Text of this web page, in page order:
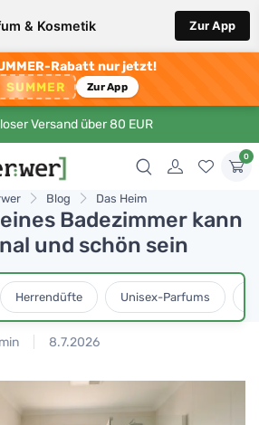
& Kosmetik Zur App
Rabatt nur jetzt!
SUMMER Zur App
Versand über 80 EUR
0
Blog Das Heim
Badezimmer kann
und schön sein
Herrendüfte Unisex-Parfums
8.7.2026